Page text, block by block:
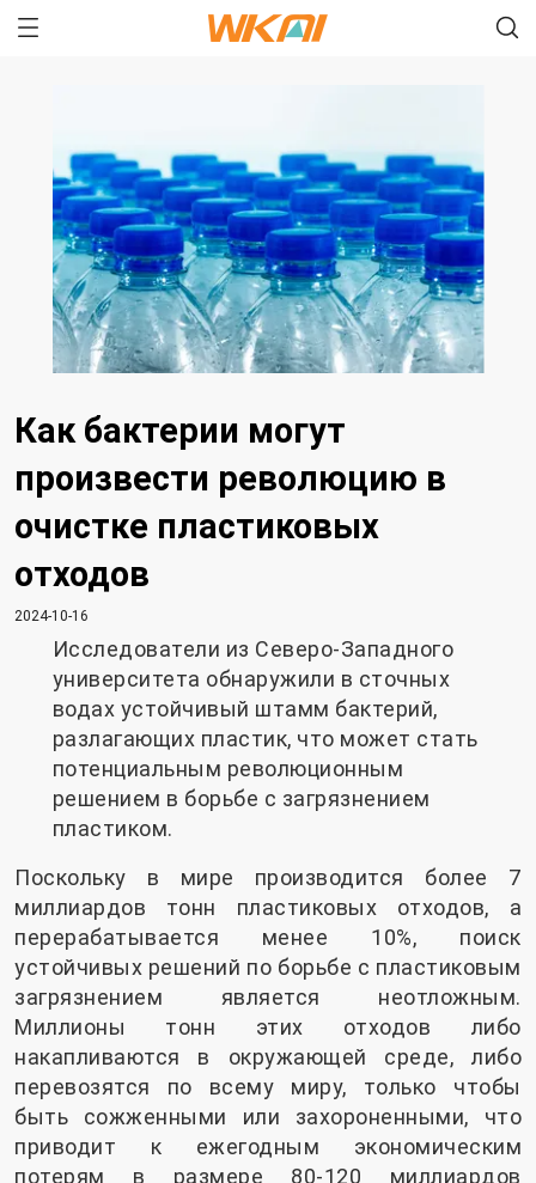
Как бактерии могут
произвести революцию в
очистке пластиковых
отходов
2024-10-16
Исследователи из Северо-Западного
университета обнаружили в сточных
водах устойчивый штамм бактерий,
разлагающих пластик, что может стать
потенциальным революционным
решением в борьбе с загрязнением
пластиком.
Поскольку в мире производится более 7
миллиардов тонн пластиковых отходов, а
перерабатывается менее 10%, поиск
устойчивых решений по борьбе с пластиковым
загрязнением является неотложным.
Миллионы тонн этих отходов либо
накапливаются в окружающей среде, либо
перевозятся по всему миру, только чтобы
быть сожженными или захороненными, что
приводит к ежегодным экономическим
потерям в размере 80-120 миллиардов